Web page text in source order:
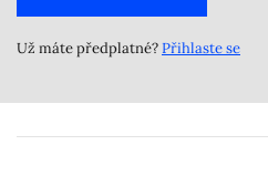
Už máte předplatné?Přihlaste se